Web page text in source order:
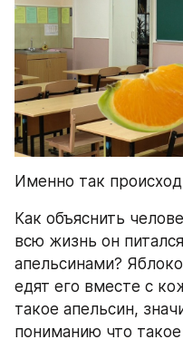
Именно так
Как объяснить
всю жизнь он
апельсинами?
едят его вместе с
такое апельсин,
пониманию что такое